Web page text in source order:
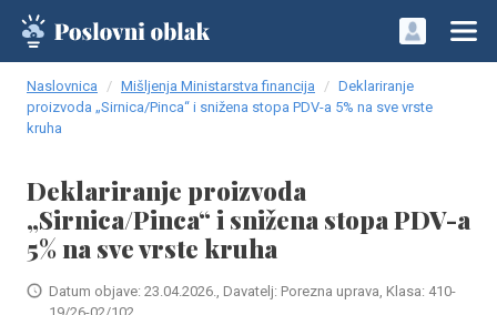
Naslovnica Mišljenja Ministarstva financija
Deklariranje
proizvoda „Sirnica/Pinca“ i snižena stopa PDV-a 5% na sve vrste
kruha
Deklariranje proizvoda
„Sirnica/Pinca“ i snižena stopa PDV-a
5% na sve vrste kruha
Datum objave: 23.04.2026., Davatelj: Porezna uprava, Klasa: 410-